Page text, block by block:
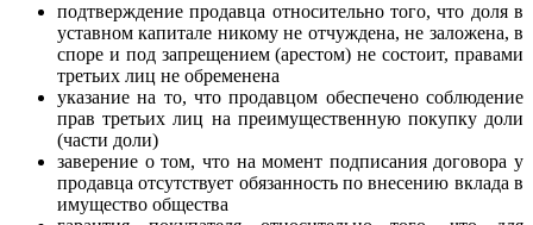
подтверждение продавца относительно того, что доля в
уставном капитале никому не отчуждена, не заложена, в
споре и под запрещением (арестом) не состоит, правами
третьих лиц не обременена
указание на то, что продавцом обеспечено соблюдение
прав третьих лиц на преимущественную покупку доли
(части доли)
заверение о том, что на момент подписания договора у
продавца отсутствует обязанность по внесению вклада в
имущество общества